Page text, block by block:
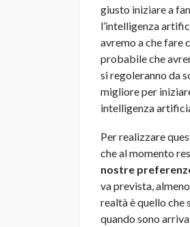
giusto iniziare a
l’intelligenza
avremo a che fare
probabile che
si regoleranno da
migliore per
intelligenza
Per realizzare
che al momento
nostre
va prevista,
realtà è quello che
quando sono